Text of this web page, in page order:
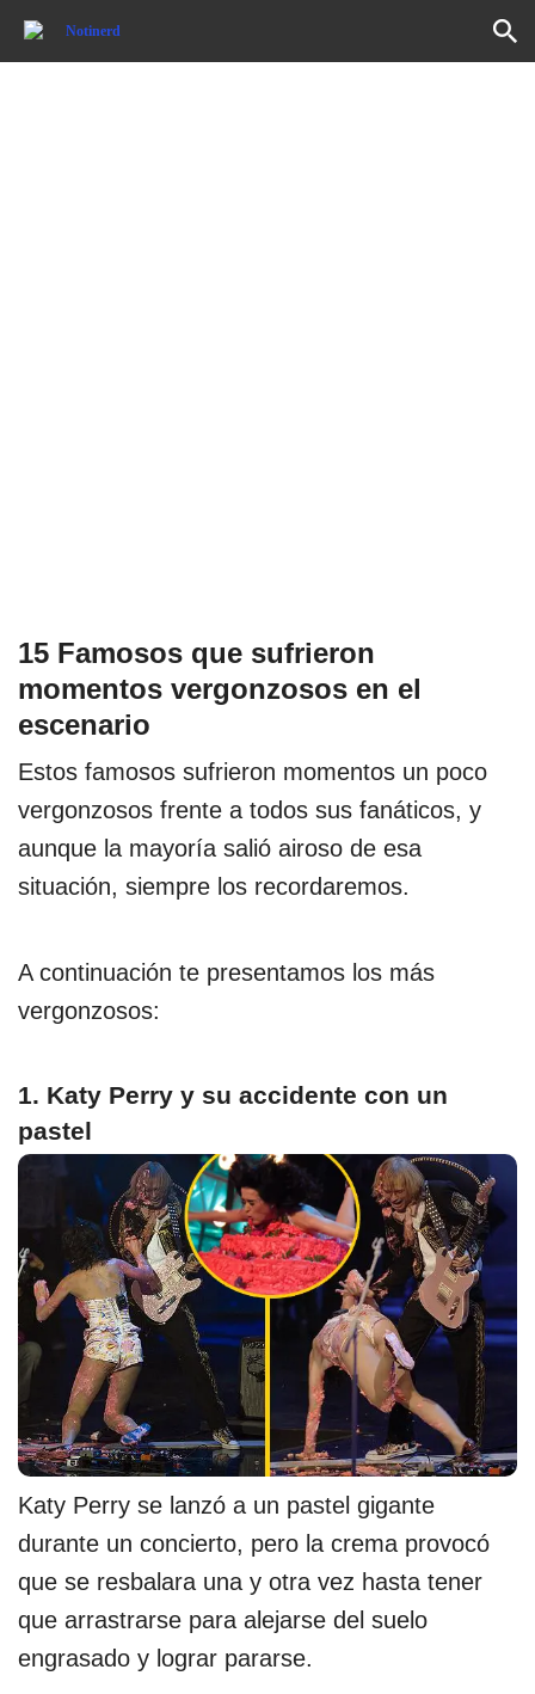
15 Famosos que sufrieron
momentos vergonzosos en el
escenario
Estos famosos sufrieron momentos un poco
vergonzosos frente a todos sus fanáticos, y
aunque la mayoría salió airoso de esa
situación, siempre los recordaremos.
A continuación te presentamos los más
vergonzosos:
1. Katy Perry y su accidente con un
pastel
Katy Perry se lanzó a un pastel gigante
durante un concierto, pero la crema provocó
que se resbalara una y otra vez hasta tener
que arrastrarse para alejarse del suelo
engrasado y lograr pararse.